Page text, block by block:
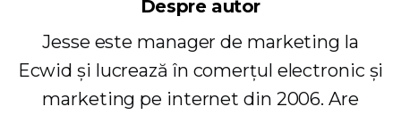
Despre autor
Jesse este manager de marketing la
Ecwid și lucrează în comerțul electronic și
marketing pe internet din 2006. Are